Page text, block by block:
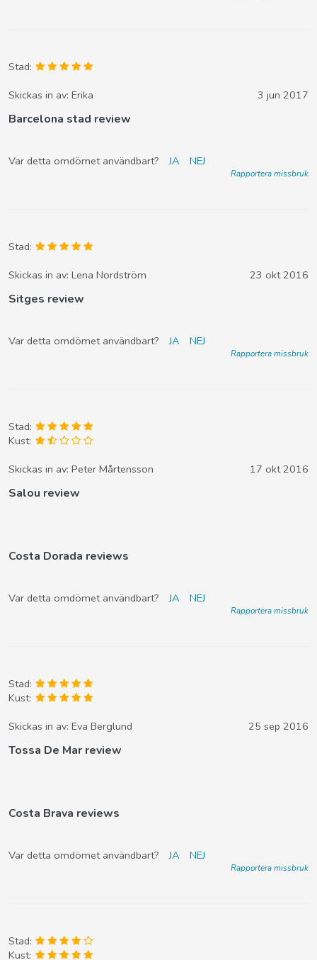
Stad:
Skickas in av: Erika 3 jun 2017
Barcelona stad review
Var detta omdömet användbart? JA NEJ
Rapportera missbruk
Stad:
Skickas in av: Lena Nordström 23 okt 2016
Sitges review
Var detta omdömet användbart? JA NEJ
Rapportera missbruk
Stad:
Kust:
Skickas in av: Peter Mårtensson 17 okt 2016
Salou review
Costa Dorada reviews
Var detta omdömet användbart? JA NEJ
Rapportera missbruk
Stad:
Kust:
Skickas in av: Eva Berglund 25 sep 2016
Tossa De Mar review
Costa Brava reviews
Var detta omdömet användbart? JA NEJ
Rapportera missbruk
Stad:
Kust: